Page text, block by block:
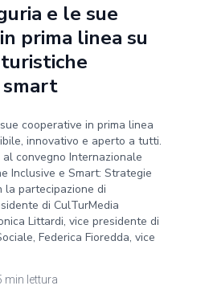
e le sue
prima linea su
cooperative in prima linea
innovativo e aperto a tutti.
convegno Internazionale
Inclusive e Smart: Strategie
la partecipazione di
di CulTurMedia
Littardi, vice presidente di
Federica Fioredda, vice
min lettura